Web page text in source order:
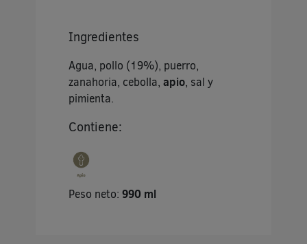
Ingredientes
Agua, pollo (19%), puerro,
zanahoria, cebolla,apio, sal y
pimienta.
Contiene:
Peso neto:990 ml